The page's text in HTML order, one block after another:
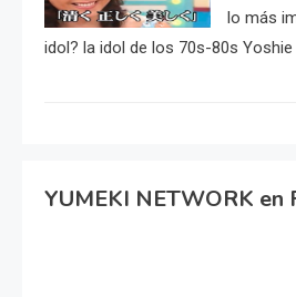
lo más
idol? la idol de los 70s-80s Yoshie
YUMEKI NETWORK en